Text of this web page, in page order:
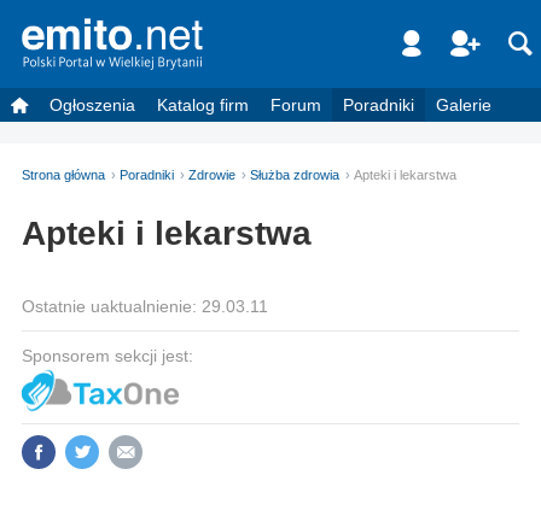
Ogłoszenia Katalog firm Forum Poradniki Galerie
Strona główna Poradniki Zdrowie Służba zdrowia Apteki i lekarstwa
Apteki i lekarstwa
Ostatnie uaktualnienie: 29.03.11
Sponsorem sekcji jest: